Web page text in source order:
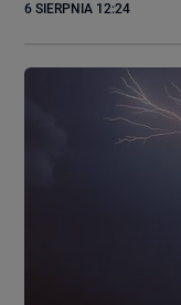
6 SIERPNIA 12:24